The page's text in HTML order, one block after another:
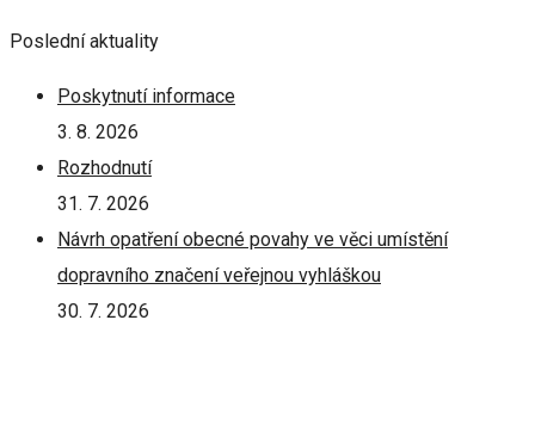
Poslední aktuality
Poskytnutí informace
3. 8. 2026
Rozhodnutí
31. 7. 2026
Návrh opatření obecné povahy ve věci umístění
dopravního značení veřejnou vyhláškou
30. 7. 2026